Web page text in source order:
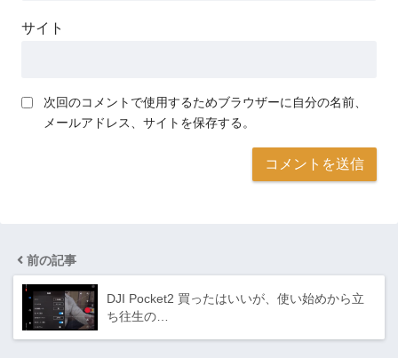
サイト
次回のコメントで使用するためブラウザーに自分の名前、
メールアドレス、サイトを保存する。
前の記事
DJI Pocket2 買ったはいいが、使い始めから立
ち往生の…